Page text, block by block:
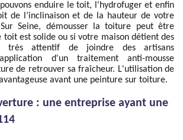
pouvons enduire le toit, l'hydrofuger et enfin
de l’inclinaison et de la hauteur de votre
Seine, démousser la toiture peut être
toit est solide ou si votre maison détient des
très attentif de joindre des artisans
d'un traitement anti-mousse
de retrouver sa fraîcheur. L'utilisation de
avant une peinture sur toiture.
: une entreprise ayant une